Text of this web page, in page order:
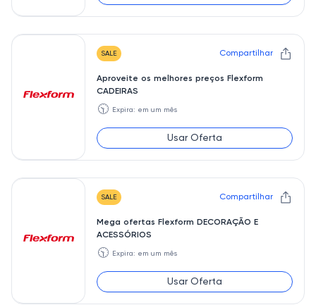
SALE Compartilhar
Aproveite os melhores preços Flexform
CADEIRAS
🕥 Expira: em um mês
Usar Oferta
SALE Compartilhar
Mega ofertas Flexform DECORAÇÃO E
ACESSÓRIOS
🕥 Expira: em um mês
Usar Oferta